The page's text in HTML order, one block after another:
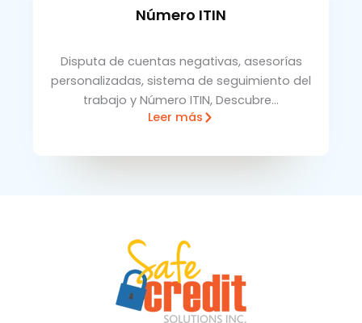
Número ITIN
Disputa de cuentas negativas, asesorías
personalizadas, sistema de seguimiento del
trabajo y Número ITIN, Descubre…
Leer más